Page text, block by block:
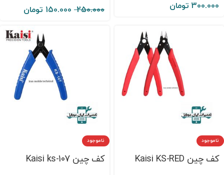
300.000 تومان 250.000
150.000 تومان
ناموجود
کف چین Kaisi KS-RED
ناموجود
کف چین Kaisi ks-107